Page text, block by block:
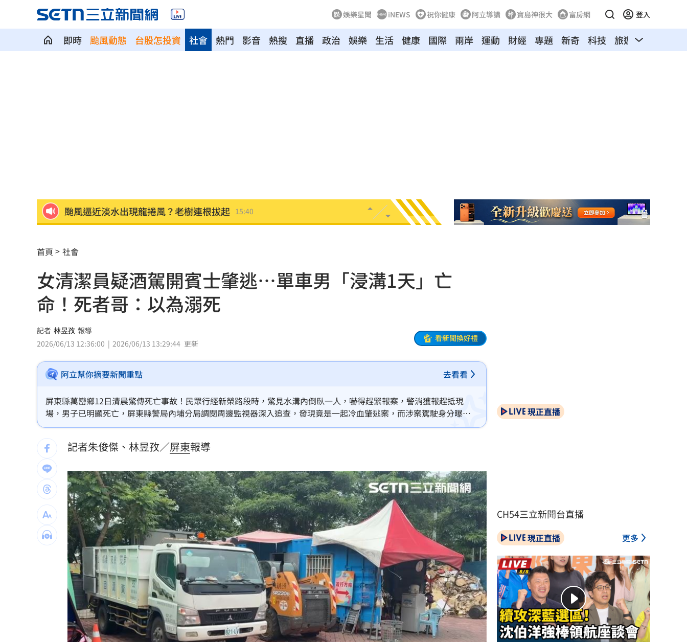
娛樂星聞 iNEWS 祝你健康 阿立導讀 寶島神很大 富房網 登入
即時 颱風動態 台股怎投資 熱門 影音 熱搜 直播 政治
社會 娛樂 生活 健康 國際 兩岸 運動 財經 專題 新奇 科技 旅遊 汽車
佛心價吸客！屏東自助餐雞肉加3菜銅板價 15:38
藍重提統一論述 徐國勇轟：呼應北京敘事
中颱白海豚逼近 喜來登大飯店圍籬突倒塌 15:33
小煜離婚後首個父親節 一句話逼哭網友
男星陳屍河中 背包藏20kg水泥塊死因成謎
白海豚豪雨開炸！大全聯搶1元蔬菜
新／7縣市大雨特報 大雷雨最新警戒區曝
中颱白海豚逐漸逼近 北市工地鷹架突倒塌 15:23
月經期發胖很正常?順著荷爾蒙「7天」燃脂
藥華藥AOP仲裁出爐 公司財務無重大影響 15:12
英特爾靠川普不夠 業界:客戶不敢惹台積電 15:02
「最美變性人」揭離婚真相 自曝主動放手 15:02
台灣彩券開獎直播中 20:31
LIVE三立+24小時直播 15:27
三立iNEWS新聞台線上直播 18:00
AI時代！威力馬導入智慧營運系統提升效率 12:00
台彩父親節推新刮刮樂千萬頭獎超「爸」氣 12:00
首頁 社會
女清潔員疑酒駕開賓士肇逃⋯單車男「浸溝1天」亡
命！死者哥：以為溺死
記者 林昱孜 報導
2026/06/13 12:36:00
2026/06/13 13:29:44 更新
看新聞換好禮
阿立幫你摘要新聞重點 去看看
屏東縣萬巒鄉12日清晨驚傳死亡事故！民眾行經新榮路段時，驚見水溝內倒臥一人，嚇得趕緊報案，警消獲報趕抵現
場，男子已明顯死亡，屏東縣警局內埔分局調閱周邊監視器深入追查，發現竟是一起冷血肇逃案，而涉案駕駛身分曝
光，竟是來義鄉公所的一名女清潔隊長，且疑似酒駕肇逃還是圖煙滅證據。吳男胞兄起初還以為弟弟摔溝溺斃，後來才
知道是無端遭撞喪命。
記者朱俊傑、林昱孜／屏東報導
現正直播
CH54三立新聞台直播
現正直播 更多